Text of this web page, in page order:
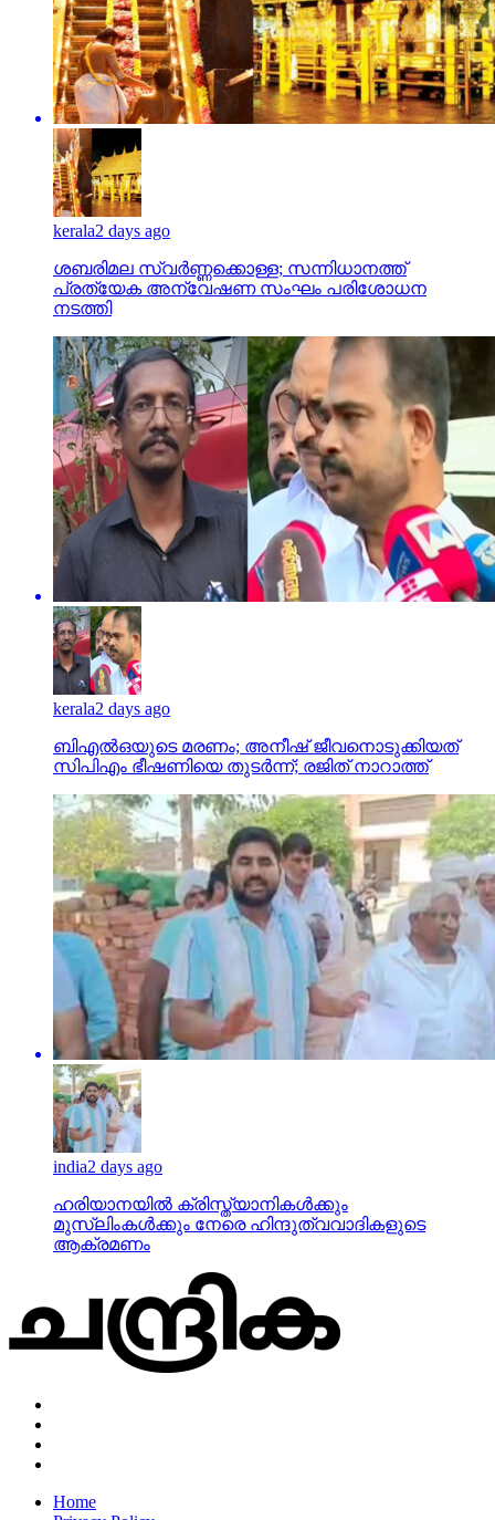
kerala2 days ago
ശബരിമല സ്വര്‍ണ്ണക്കൊള്ള; സന്നിധാനത്ത്
പ്രത്യേക അന്വേഷണ സംഘം പരിശോധന
നടത്തി
kerala2 days ago
ബിഎല്‍ഒയുടെ മരണം; അനീഷ് ജീവനൊടുക്കിയത്
സിപിഎം ഭീഷണിയെ തുടര്‍ന്ന്; രജിത് നാറാത്ത്
india2 days ago
ഹരിയാനയില്‍ ക്രിസ്ത്യാനികള്‍ക്കും
മുസ്‌ലിംകള്‍ക്കും നേരെ ഹിന്ദുത്വവാദികളുടെ
ആക്രമണം
Home